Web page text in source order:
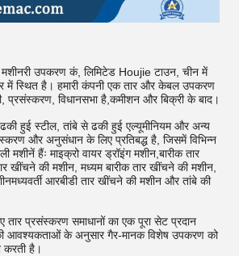
उपकरण कं, लिमिटेड Houjie टाउन, चीन में
में स्थित है। हमारी कंपनी एक तार और केबल उपकरण
प्रसंस्करण, विधानसभा है,कमीशन और बिक्री के बाद।
हुई स्टील, तांबे से ढकी हुई एल्यूमीनियम और अन्य
और अनुसंधान के लिए प्रतिबद्ध है, जिसमें विभिन्न
मशीनें हैंः माइक्रो वायर ड्रॉइंग मशीन,बारीक तार
खींचने की मशीन, मध्यम बारीक तार खींचने की मशीन,
आरबीडी तार खींचने की मशीन और तांबे की
तार प्रसंस्करण समाधानों का एक पूरा सेट प्रदान
आवश्यकताओं के अनुसार गैर-मानक विशेष उपकरण को
है।